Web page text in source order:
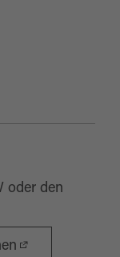
oder den